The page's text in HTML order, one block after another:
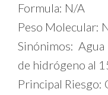
Formula: N/A
Peso Molecular:
Sinónimos:
de hidrógeno al
Principal Riesgo: